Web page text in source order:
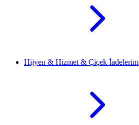
Hijyen & Hizmet & Çiçek İadelerim